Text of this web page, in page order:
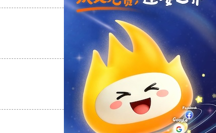
支持[0] 反对
支持[0] 反对[0]